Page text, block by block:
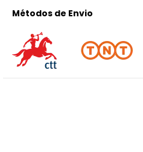
Métodos de Envio